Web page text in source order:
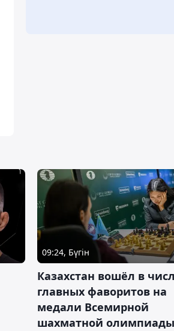
09:24, Бүгін
Казахстан вошёл в
главных фаворитов на
медали Всемирной
шахматной олимпиады